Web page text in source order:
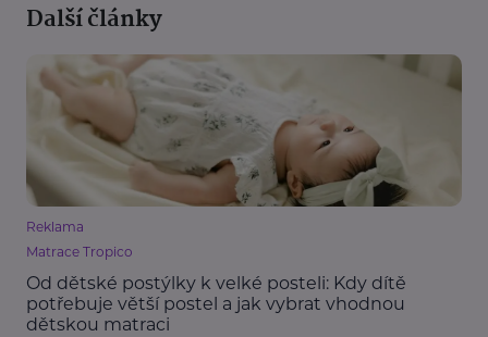
Další články
Reklama
Matrace Tropico
Od dětské postýlky k velké posteli: Kdy dítě
potřebuje větší postel a jak vybrat vhodnou
dětskou matraci